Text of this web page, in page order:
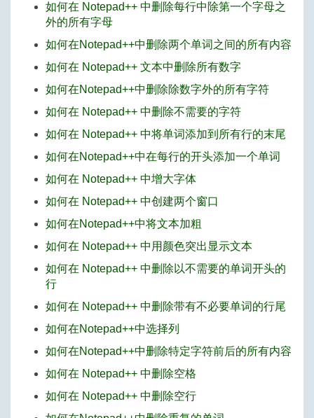
如何在 Notepad++ 中删除每行中除第一个字母之
外的所有字母
如何在Notepad++中删除两个单词之间的所有内容
如何在 Notepad++ 文本中删除所有数字
如何在Notepad++中删除除数字外的所有字符
如何在 Notepad++ 中删除不需要的字符
如何在 Notepad++ 中将单词添加到所有行的末尾
如何在Notepad++中在每行的开头添加一个单词
如何在 Notepad++ 中增大字体
如何在 Notepad++ 中创建两个窗口
如何在Notepad++中将文本加粗
如何在 Notepad++ 中用颜色突出显示文本
如何在 Notepad++ 中删除以不需要的单词开头的
行
如何在 Notepad++ 中删除带有不必要单词的行尾
如何在Notepad++中选择列
如何在Notepad++中删除特定字符前后的所有内容
如何在 Notepad++ 中删除空格
如何在 Notepad++ 中删除空行